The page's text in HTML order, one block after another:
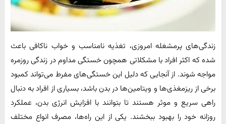
زندگی‌های پرمشغله امروزی، تغذیه نامناسب و خواب ناکافی باعث
شده که اکثر افراد با مشکلاتی همچون خستگی مداوم در زندگی روزمره
مواجه شوند. از آنجایی که دلیل این خستگی‌های مفرط می‌تواند کمبود
برخی از ریزمغذی‌ها و ویتامین‌ها در بدن باشد، بسیاری از افراد به دنبال
راهی سریع و موثر هستند تا بتوانند با افزایش انرژی بدن، عملکرد
روزانه خود را بهبود ببخشند. یکی از این راه‌ها، مصرف انواع مختلف